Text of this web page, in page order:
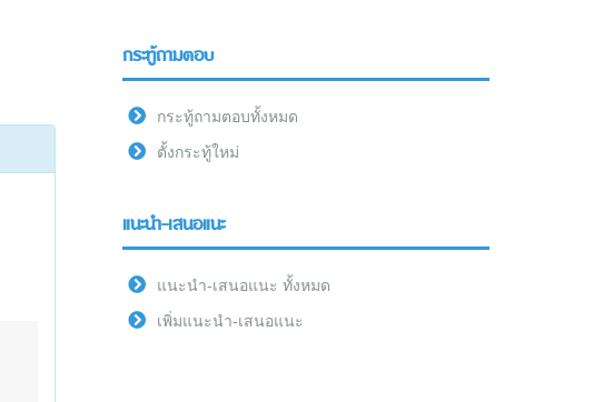
กระทู้ถามตอบ
กระทู้ถามตอบทั้งหมด
ตั้งกระทู้ใหม่
แนะนำ-เสนอแนะ
แนะนำ-เสนอแนะ ทั้งหมด
เพิ่มแนะนำ-เสนอแนะ